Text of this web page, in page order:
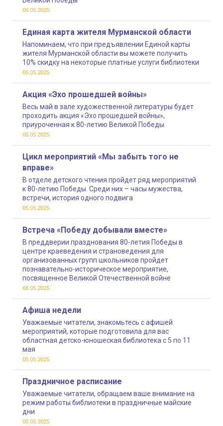
05.05.2025
Единая карта жителя Мурманской области
Напоминаем, что при предъявлении Единой карты
жителя Мурманской области вы можете получить
10% скидку на некоторые платные услуги библиотеки
05.05.2025
Акция «Эхо прошедшей войны»
Весь май в зале художественной литературы будет
проходить акция «Эхо прошедшей войны»,
приуроченная к 80-летию Великой Победы
05.05.2025
Цикл мероприятий «Мы забыть того не
вправе»
В отделе детского чтения пройдет ряд мероприятий
к 80-летию Победы. Среди них – часы мужества,
встречи, история одного подвига
05.05.2025
Встреча «Победу добывали вместе»
В преддверии празднования 80-летия Победы в
центре краеведения и страноведения для
организованных групп школьников пройдет
познавательно-историческое мероприятие,
посвященное Великой Отечественной войне
05.05.2025
Афиша недели
Уважаемые читатели, знакомьтесь с афишей
мероприятий, которые подготовила для вас
областная детско-юношеская библиотека с 5 по 11
мая
05.05.2025
Праздничное расписание
Уважаемые читатели, обращаем ваше внимание на
режим работы библиотеки в праздничные майские
дни
05.05.2025